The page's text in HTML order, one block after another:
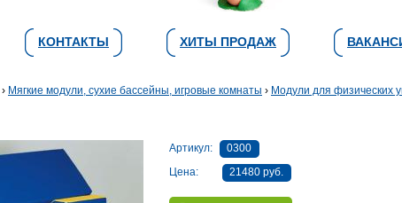
КОНТАКТЫ ХИТЫ ПРОДАЖ
› Мягкие модули, сухие бассейны, игровые комнаты › Модули для физических
Артикул:
0300
Цена:
21480 руб.